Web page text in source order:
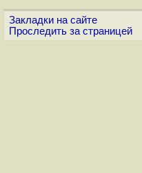
Закладки на сайте
Проследить за страницей